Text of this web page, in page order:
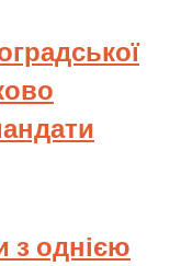
з однією